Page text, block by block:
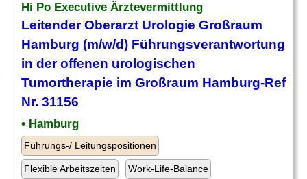
Hi Po Executive Ärztevermittlung
Leitender Oberarzt Urologie Großraum
Hamburg (m/w/d) Führungsverantwortung
in der offenen urologischen
Tumortherapie im Großraum Hamburg-Ref
Nr. 31156
• Hamburg
Führungs-/ Leitungspositionen
Flexible Arbeitszeiten Work-Life-Balance